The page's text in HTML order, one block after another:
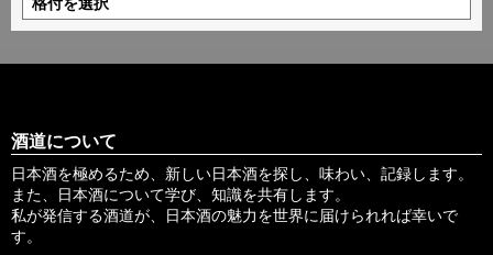
酒道について
日本酒を極めるため、新しい日本酒を探し、味わい、記録します。
また、日本酒について学び、知識を共有します。
私が発信する酒道が、日本酒の魅力を世界に届けられれば幸いで
す。